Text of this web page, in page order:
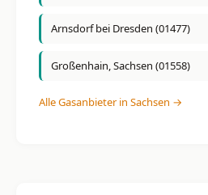
Arnsdorf bei Dresden (01477)
Großenhain, Sachsen (01558)
Alle Gasanbieter in Sachsen →